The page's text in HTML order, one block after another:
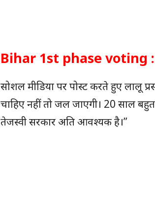
Bihar 1st phase voting :
सोशल मीडिया पर पोस्ट करते हुए लालू
चाहिए नहीं तो जल जाएगी। 20 साल
तेजस्वी सरकार अति आवश्यक है।”